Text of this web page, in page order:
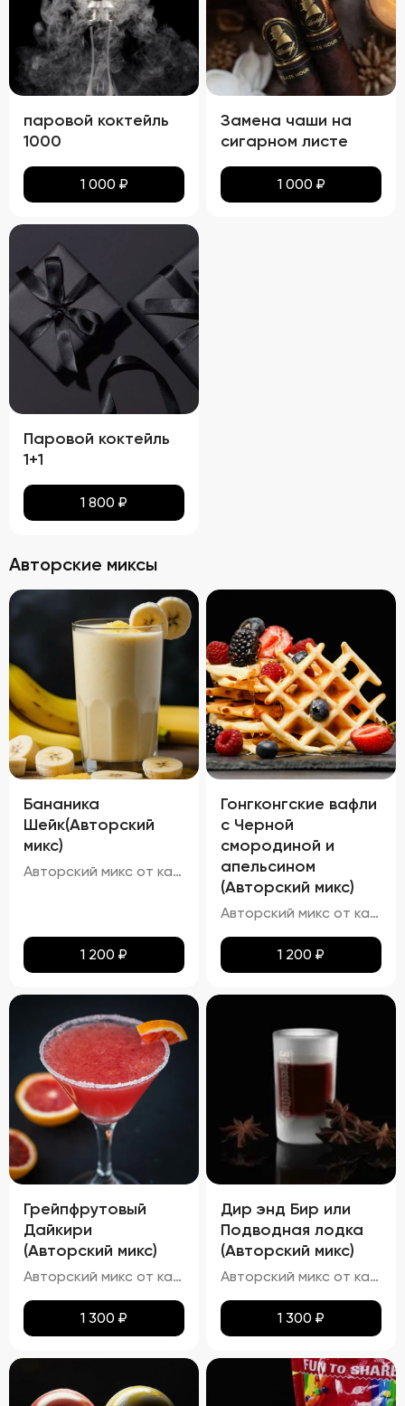
паровой коктейль
1000
1 000 ₽
Замена чаши на
сигарном листе
1 000 ₽
Паровой коктейль
1+1
1 800 ₽
Авторские миксы
Бананика
Шейк(Авторский
микс)
Авторский микс от кальянных мастеров - Это идеальный баланс нежного аромата спелой клубники и кремовой мякоти зрелых бананов
1 200 ₽
Гонгконгские вафли
с Черной
смородиной и
апельсином
(Авторский микс)
Авторский микс от каленных мастеров - Известный Вафельный бисквит со вкусом апельсина и ягодкой чёрной смородины
1 200 ₽
Грейпфрутовый
Дайкири
(Авторский микс)
Авторский микс от кальянных мастеров - Авторский Твист наших резидентов, В основе свежевыжатый сок сицилийского грейпфрута ,в дополнение ему карибский белый ром настоенный на цедре ультра-кислого лимона и банановый мякоти
1 300 ₽
Дир энд Бир или
Подводная лодка
(Авторский микс)
Авторский микс от кальянных мастеров-"Подводная лодка Согласно легенде этот коктейль появился в Финляндии. Скандинавы первыми решились смешать Егермейстер с пивом (светлым или темным). Название символизирует глубокое погружение после нескольких порций принятого «на грудь» коктейля. По степени воздействия похож на русского «Ерша». В Америке напиток называют «Deer & Beer»
1 300 ₽